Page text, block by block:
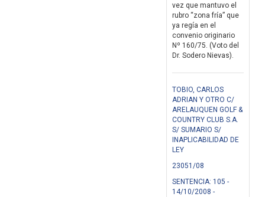
vez que mantuvo el
rubro “zona fría” que
ya regía en el
convenio originario
Nº 160/75. (Voto del
Dr. Sodero Nievas).
TOBIO, CARLOS
ADRIAN Y OTRO C/
ARELAUQUEN GOLF &
COUNTRY CLUB S.A.
S/ SUMARIO S/
INAPLICABILIDAD DE
LEY
23051/08
SENTENCIA: 105 -
14/10/2008 -